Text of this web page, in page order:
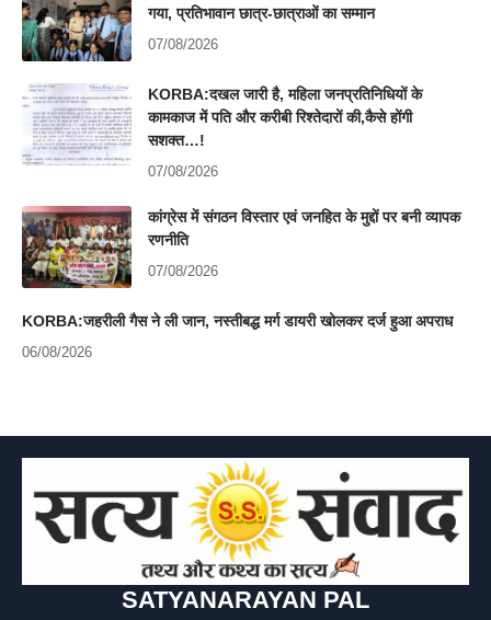
गया, प्रतिभावान छात्र-छात्राओं का सम्मान
07/08/2026
KORBA:दखल जारी है, महिला जनप्रतिनिधियों के
कामकाज में पति और करीबी रिश्तेदारों की,कैसे होंगी
सशक्त…!
07/08/2026
कांग्रेस में संगठन विस्तार एवं जनहित के मुद्दों पर बनी व्यापक
रणनीति
07/08/2026
KORBA:जहरीली गैस ने ली जान, नस्तीबद्ध मर्ग डायरी खोलकर दर्ज हुआ अपराध
06/08/2026
SATYANARAYAN PAL